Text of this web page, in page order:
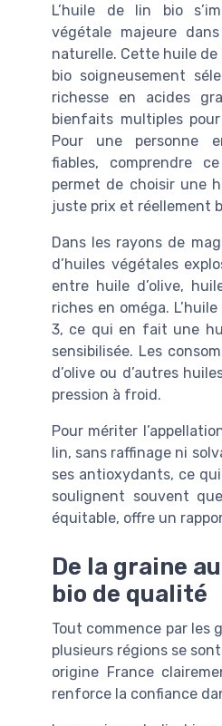
L’huile de lin bio
végétale majeure
naturelle. Cette huile de
bio soigneusement
richesse en acides
bienfaits multiples
Pour une personne
fiables, comprendre
permet de choisir une
juste prix et réellement
Dans les rayons de
d’huiles végétales
entre huile d’olive,
riches en oméga.
3, ce qui en fait une
sensibilisée. Les
d’olive ou d’autres
pression à froid.
Pour mériter
lin, sans raffinage ni
ses antioxydants, ce
soulignent souvent
équitable, offre un
De la graine
bio de qualité
Tout commence par les
plusieurs régions se
origine France
renforce la confiance